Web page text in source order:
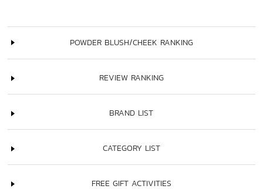
POWDER BLUSH/CHEEK RANKING
REVIEW RANKING
BRAND LIST
CATEGORY LIST
FREE GIFT ACTIVITIES